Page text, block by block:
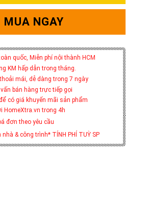
MUA NGAY
quốc, Miễn phí nội thành HCM
KM hấp dẫn trong tháng.
mái, dễ dàng trong 7 ngày
bán hàng trực tiếp gọi
có giá khuyến mãi sản phẩm
HomeXtra.vn trong 4h
đơn theo yêu cầu
nhà & công trình* TÍNH PHÍ TUỲ SP